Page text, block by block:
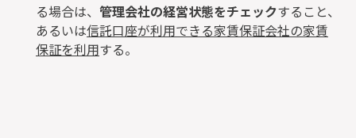
る場合は、 管理会社の経営状態をチェックすること、
あるいは信託口座が利用できる家賃保証会社の家賃
保証を利用する。